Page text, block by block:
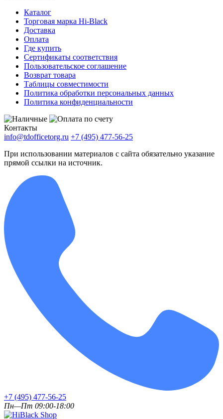
Каталог
Торговая марка Hi-Black
Доставка
Оплата
Где купить
Сертификаты соответствия
Пользовательское соглашение
Возврат товара
Таблицы совместимости
Политика обработки персональных данных
Политика конфиденциальности
Контакты
info@tdofficetorg.ru +7 (495) 477-56-25
При использовании материалов с сайта обязательно указание
прямой ссылки на источник.
+7 (495) 477-56-25
Пн—Пт 09:00-18:00